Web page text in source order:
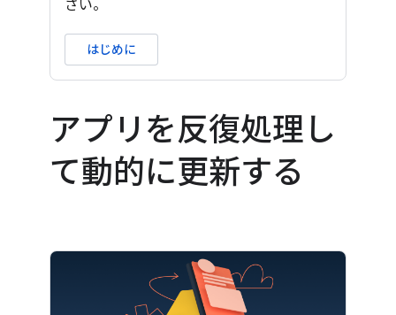
さい。
はじめに
アプリを反復処理し
て動的に更新する